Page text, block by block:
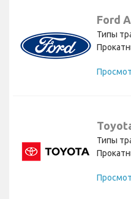
Ford
Типы
Типы